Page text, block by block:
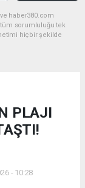
haber380.com
tüm sorumluluğu tek
hiçbir şekilde
PLAJI
- 10:28